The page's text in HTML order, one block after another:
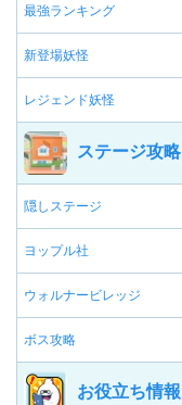
最強ランキング
新登場妖怪
レジェンド妖怪
ステージ攻略
隠しステージ
ヨップル社
ウォルナービレッジ
ボス攻略
お役立ち情報